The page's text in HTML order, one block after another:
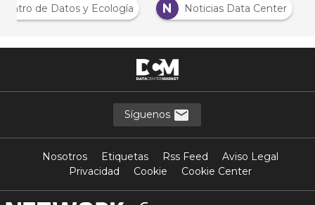
de Datos y Ecología N Noticias Data Center
Síguenos
Nosotros Etiquetas Rss Feed
Aviso Legal
Privacidad
Cookie Cookie Center